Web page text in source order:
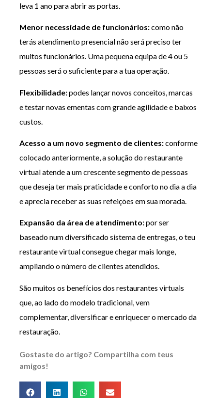
leva 1 ano para abrir as portas.
Menor necessidade de funcionários:como não
terás atendimento presencial não será preciso ter
muitos funcionários. Uma pequena equipa de 4 ou 5
pessoas será o suficiente para a tua operação.
Flexibilidade:podes lançar novos conceitos, marcas
e testar novas ementas com grande agilidade e baixos
custos.
Acesso a um novo segmento de clientes:conforme
colocado anteriormente, a solução do restaurante
virtual atende a um crescente segmento de pessoas
que deseja ter mais praticidade e conforto no dia a dia
e aprecia receber as suas refeições em sua morada.
Expansão da área de atendimento:por ser
baseado num diversificado sistema de entregas, o teu
restaurante virtual consegue chegar mais longe,
ampliando o número de clientes atendidos.
São muitos os benefícios dos restaurantes virtuais
que, ao lado do modelo tradicional, vem
complementar, diversificar e enriquecer o mercado da
restauração.
Gostaste do artigo? Compartilha com teus
amigos!